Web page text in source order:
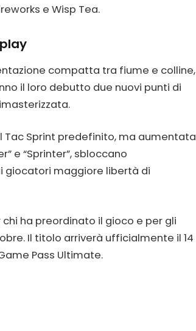
e Wisp Tea.
compatta tra fiume e colline,
il loro debutto due nuovi punti di
Sprint predefinito, ma aumentata
e “Sprinter”, sbloccano
giocatori maggiore libertà di
ha preordinato il gioco e per gli
Il titolo arriverà ufficialmente il 14
Pass Ultimate.